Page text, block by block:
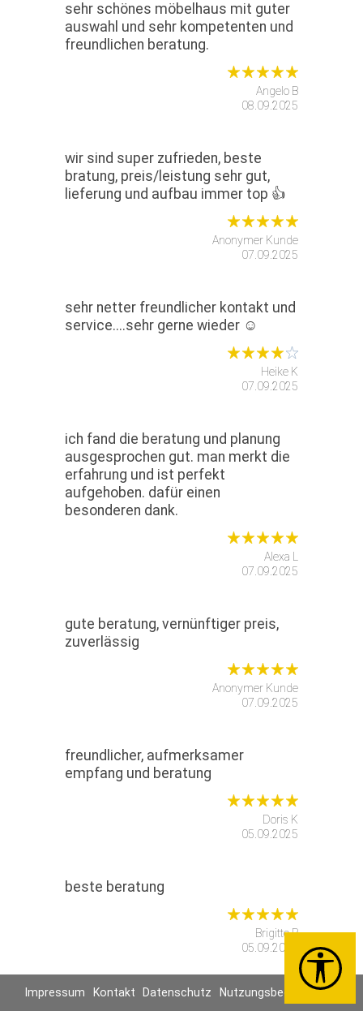
sehr schönes möbelhaus mit guter
auswahl und sehr kompetenten und
freundlichen beratung.
Angelo B
08.09.2025
wir sind super zufrieden, beste
bratung, preis/leistung sehr gut,
lieferung und aufbau immer top 👍
Anonymer Kunde
07.09.2025
sehr netter freundlicher kontakt und
service....sehr gerne wieder ☺️
Heike K
07.09.2025
ich fand die beratung und planung
ausgesprochen gut. man merkt die
erfahrung und ist perfekt
aufgehoben. dafür einen
besonderen dank.
Alexa L
07.09.2025
gute beratung, vernünftiger preis,
zuverlässig
Anonymer Kunde
07.09.2025
freundlicher, aufmerksamer
empfang und beratung
Doris K
05.09.2025
beste beratung
Brigitte B
05.09.2025
super beratung, freundlichkeit,
Impressum Kontakt Datenschutz Nutzungsbedingungen